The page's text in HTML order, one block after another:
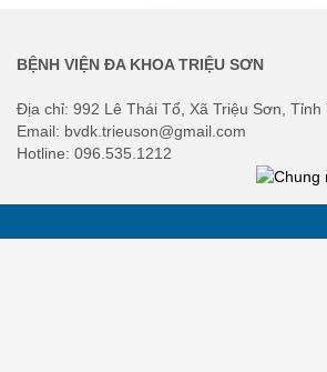
BỆNH VIỆN ĐA KHOA TRIỆU SƠN
Địa chỉ: 992 Lê Thái Tổ, Xã Triệu Sơn, Tỉnh
Email: bvdk.trieuson@gmail.com
Hotline: 096.535.1212